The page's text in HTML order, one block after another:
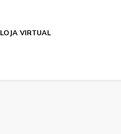
LOJA VIRTUAL